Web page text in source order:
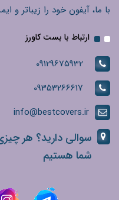
با ما، آیفون خود را زیباتر و
ارتباط با بست کاورز
09129675932
09353266617
info@bestcovers.ir
سوالی دارید؟ هر
شما هستیم